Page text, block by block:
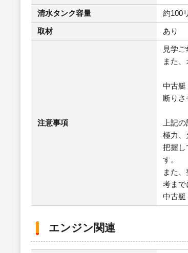
清水タンク容量 約100
取材 あり
注意事項
見学
また
中古艇
断りさ
上記
極力、
把握し
す。
また
考まで
中古艇
エンジン関連